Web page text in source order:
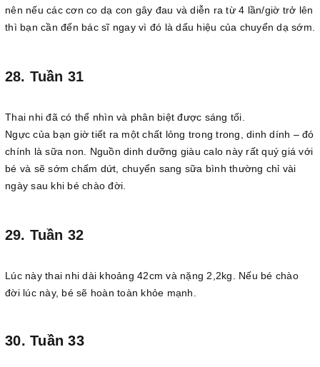
nên nếu các cơn co dạ con gây đau và diễn ra từ 4 lần/giờ trở lên
thì bạn cần đến bác sĩ ngay vì đó là dấu hiệu của chuyển dạ sớm.
28. Tuần 31
Thai nhi đã có thể nhìn và phân biệt được sáng tối.
Ngực của bạn giờ tiết ra một chất lỏng trong trong, dinh dính – đó
chính là sữa non. Nguồn dinh dưỡng giàu calo này rất quý giá với
bé và sẽ sớm chấm dứt, chuyển sang sữa bình thường chỉ vài
ngày sau khi bé chào đời.
29. Tuần 32
Lúc này thai nhi dài khoảng 42cm và nặng 2,2kg. Nếu bé chào
đời lúc này, bé sẽ hoàn toàn khỏe mạnh.
30. Tuần 33